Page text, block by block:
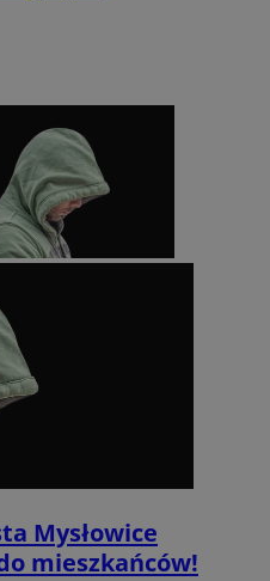
Mysłowice
mieszkańców!